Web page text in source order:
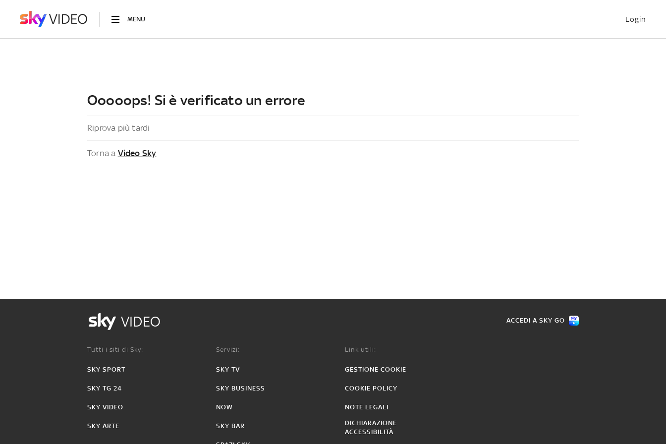
MENU Login
Ooooops! Si è verificato un errore
Riprova più tardi
Torna a Video Sky
VIDEO ACCEDI A SKY GO
Tutti i siti di Sky:
SKY SPORT
SKY TG 24
SKY VIDEO
SKY ARTE
Servizi:
SKY TV
SKY BUSINESS
NOW
SKY BAR
Link utili:
GESTIONE COOKIE
COOKIE POLICY
NOTE LEGALI
DICHIARAZIONE
ACCESSIBILITÀ